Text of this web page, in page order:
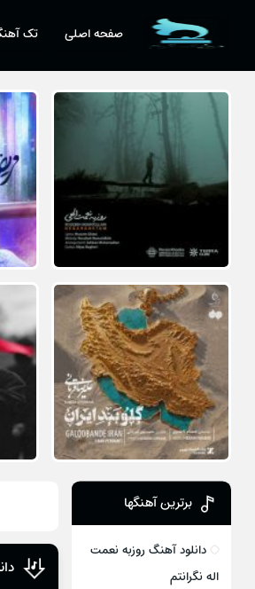
صفحه اصلی تک
برترین آهنگها
دانلود آهنگ روزبه نعمت
اله نگرانتم